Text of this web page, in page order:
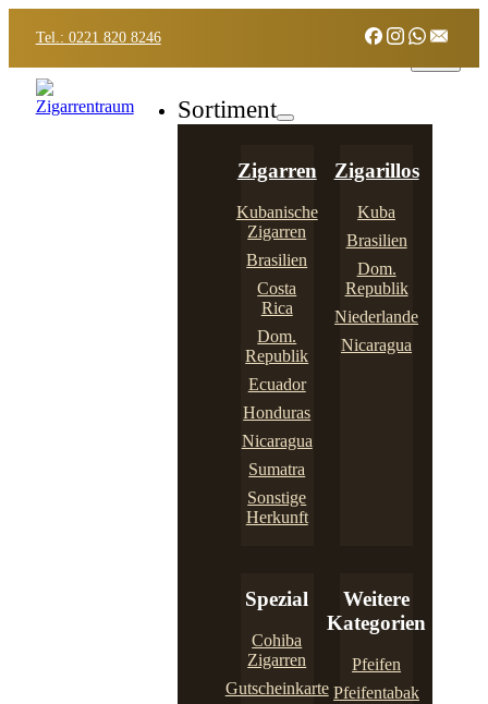
Tel.: 0221 820 8246
Sortiment
Zigarren
Kubanische
Zigarren
Brasilien
Costa
Rica
Dom.
Republik
Ecuador
Honduras
Nicaragua
Sumatra
Sonstige
Herkunft
Zigarillos
Kuba
Brasilien
Dom.
Republik
Niederlande
Nicaragua
Spezial
Cohiba
Zigarren
Gutscheinkarte
Weitere
Kategorien
Pfeifen
Pfeifentabak